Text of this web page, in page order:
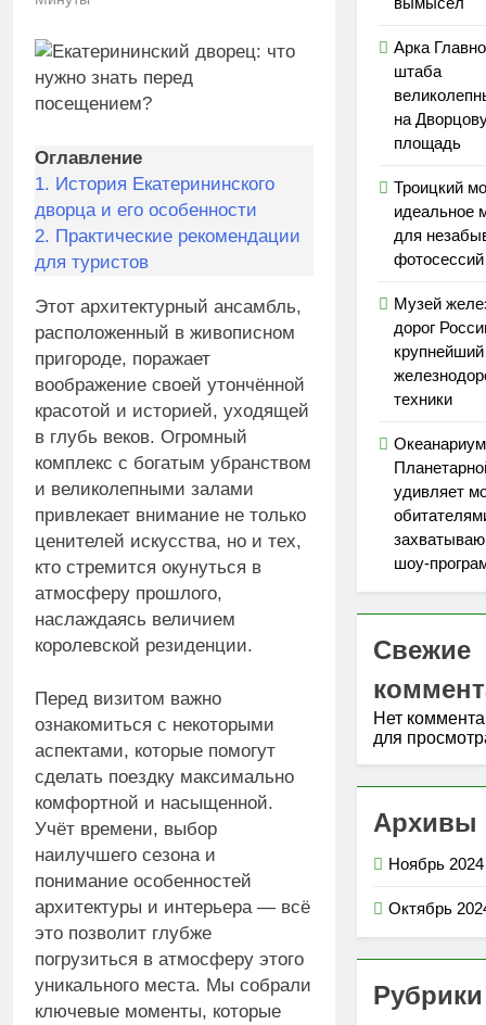
Оглавление
1. История Екатерининского
дворца и его особенности
2. Практические рекомендации
для туристов
Этот архитектурный ансамбль,
расположенный в живописном
пригороде, поражает
воображение своей утончённой
красотой и историей, уходящей
в глубь веков. Огромный
комплекс с богатым убранством
и великолепными залами
привлекает внимание не только
ценителей искусства, но и тех,
кто стремится окунуться в
атмосферу прошлого,
наслаждаясь величием
королевской резиденции.
Перед визитом важно
ознакомиться с некоторыми
аспектами, которые помогут
сделать поездку максимально
комфортной и насыщенной.
Учёт времени, выбор
наилучшего сезона и
понимание особенностей
архитектуры и интерьера — всё
это позволит глубже
погрузиться в атмосферу этого
уникального места. Мы собрали
ключевые моменты, которые
Арка
штаба
на
площадь
Троицкий
идеальное
для
фотосессий
Музей
дорог
техники
удивляет
шоу-
Свежие
Нет
для
Архивы
Ноябрь 2024
Октябрь
Рубрики